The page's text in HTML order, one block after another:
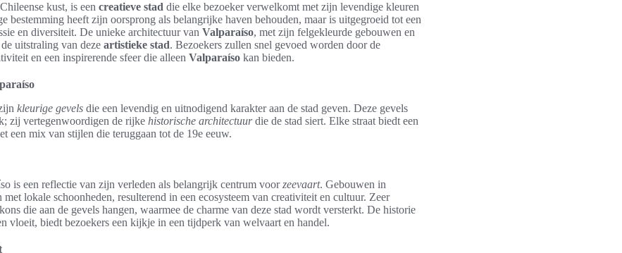
kust, is een creatieve stad die elke bezoeker verwelkomt met zijn levendige kleuren
bestemming heeft zijn oorsprong als belangrijke haven behouden, maar is uitgegroeid tot een
en diversiteit. De unieke architectuur van Valparaíso, met zijn felgekleurde gebouwen en
uitstraling van deze artistieke stad. Bezoekers zullen snel gevoed worden door de
en een inspirerende sfeer die alleen Valparaíso kan bieden.
kleurige gevels die een levendig en uitnodigend karakter aan de stad geven. Deze gevels
zij vertegenwoordigen de rijke historische architectuurdie de stad siert. Elke straat biedt een
een mix van stijlen die teruggaan tot de 19e eeuw.
is een reflectie van zijn verleden als belangrijk centrum voorzeevaart. Gebouwen in
lokale schoonheden, resulterend in een ecosysteem van creativiteit en cultuur. Zeer
die aan de gevels hangen, waarmee de charme van deze stad wordt versterkt. De historie
vloeit, biedt bezoekers een kijkje in een tijdperk van welvaart en handel.